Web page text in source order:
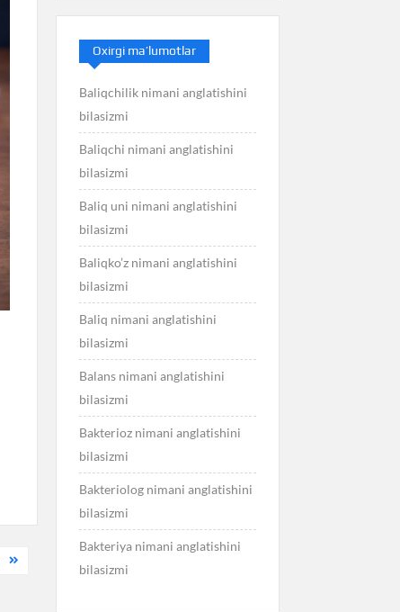
Oxirgi ma’lumotlar
Baliqchilik nimani anglatishini
bilasizmi
Baliqchi nimani anglatishini
bilasizmi
Baliq uni nimani anglatishini
bilasizmi
Baliqko’z nimani anglatishini
bilasizmi
Baliq nimani anglatishini
bilasizmi
Balans nimani anglatishini
bilasizmi
Bakterioz nimani anglatishini
bilasizmi
Bakteriolog nimani anglatishini
bilasizmi
Bakteriya nimani anglatishini
bilasizmi